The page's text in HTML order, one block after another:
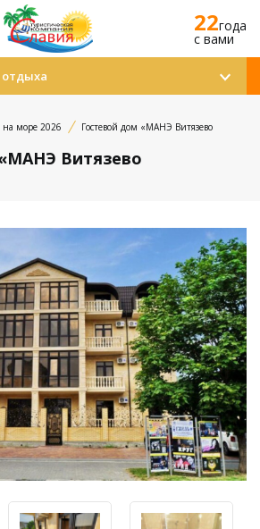
22года
c вами
на море 2026 Гостевой дом «МАНЭ Витязево
Витязево